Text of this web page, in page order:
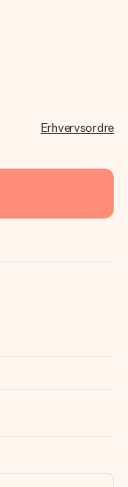
Erhvervsordre